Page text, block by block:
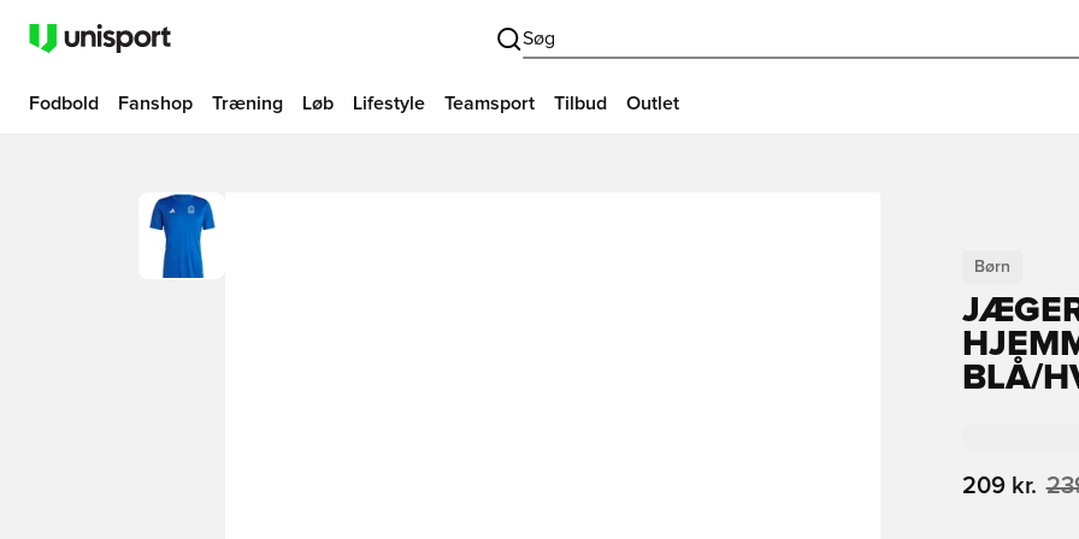
Søg
Fodbold Fanshop Træning Løb Lifestyle Teamsport Tilbud Outlet
Børn
BLÅ/
209 kr.